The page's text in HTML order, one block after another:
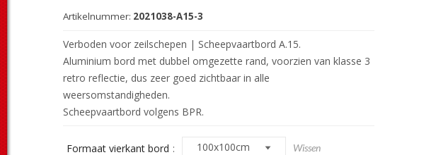
tot
Artikelnummer: 2021038-A15-3
Verboden voor zeilschepen | Scheepvaartbord A.15.
Aluminium bord met dubbel omgezette rand, voorzien van klasse 3
retro reflectie, dus zeer goed zichtbaar in alle
weersomstandigheden.
Scheepvaartbord volgens BPR.
Formaat vierkant bord Wissen